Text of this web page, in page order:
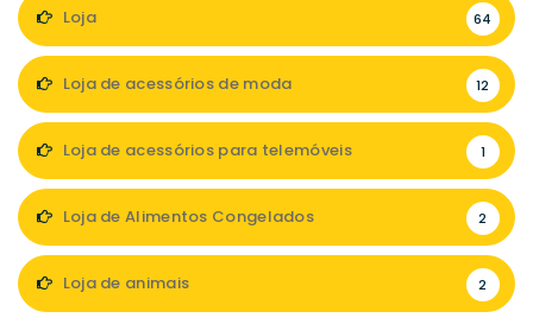
Loja 64
Loja de acessórios de moda 12
Loja de acessórios para telemóveis 1
Loja de Alimentos Congelados 2
Loja de animais 2